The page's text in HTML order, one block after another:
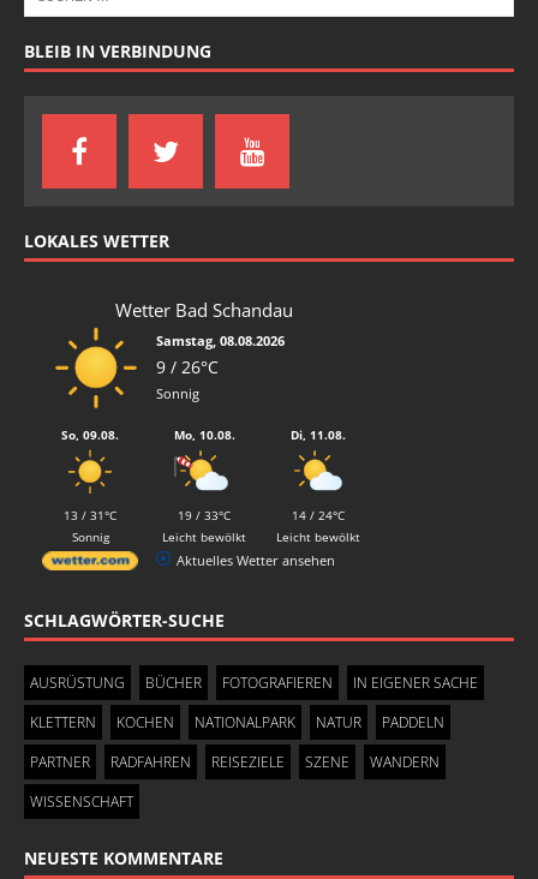
BLEIB IN VERBINDUNG
LOKALES WETTER
Wetter Bad Schandau
Samstag, 08.08.2026
9 / 26°C
Sonnig
So, 09.08.
13 / 31°C
Sonnig
Mo, 10.08.
19 / 33°C
Leicht bewölkt
Di, 11.08.
14 / 24°C
Leicht bewölkt
Aktuelles Wetter ansehen
SCHLAGWÖRTER-SUCHE
AUSRÜSTUNG BÜCHER FOTOGRAFIEREN
IN EIGENER SACHE
KLETTERN
KOCHEN NATIONALPARK NATUR
PADDELN
PARTNER
RADFAHREN REISEZIELE SZENE
WANDERN
WISSENSCHAFT
NEUESTE KOMMENTARE